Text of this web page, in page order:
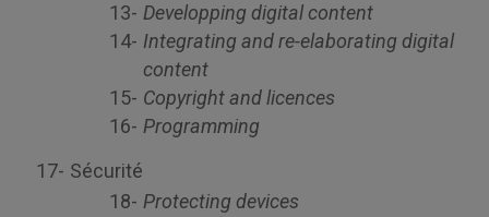
Developping digital content
Integrating and re-elaborating digital
content
Copyright and licences
Programming
Sécurité
Protecting devices